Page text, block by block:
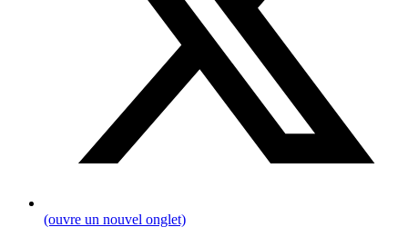
(ouvre un nouvel onglet)